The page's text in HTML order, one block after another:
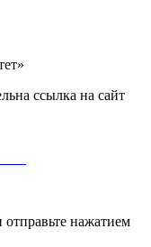
ссылка на сайт
нажатием